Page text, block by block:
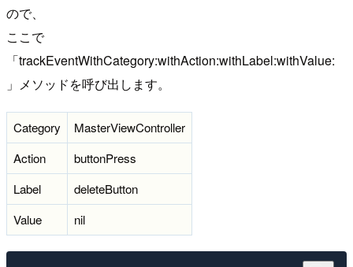
ので、
ここで
「trackEventWithCategory:withAction:withLabel:withValue:
」メソッドを呼び出します。
Category
MasterViewController
Action
buttonPress
Label
deleteButton
Value
nil